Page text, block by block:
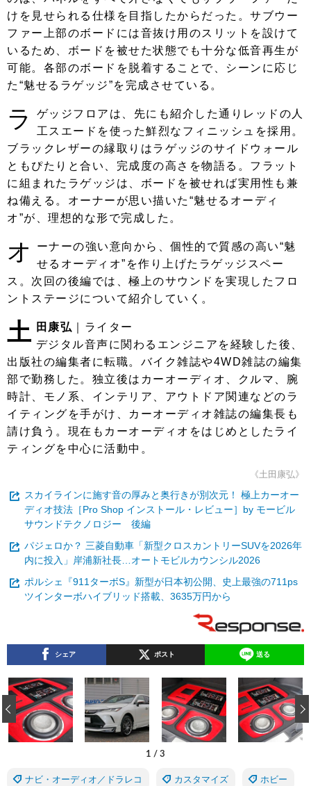
けを見せられる仕様を目指したからだった。サブウー
ファー上部のボードには音抜け用のスリットを設けて
いるため、ボードを被せた状態でも十分な低音再生が
可能。各部のボードを脱着することで、シーンに応じ
た“魅せるラゲッジ”を完成させている。
ラ
ゲッジフロアは、先にも紹介した通りレッドの人
工スエードを使った鮮烈なフィニッシュを採用。
ブラックレザーの縁取りはラゲッジのサイドウォール
ともぴたりと合い、完成度の高さを物語る。フラット
に組まれたラゲッジは、ボードを被せれば実用性も兼
ね備える。オーナーが思い描いた“魅せるオーディ
オ”が、理想的な形で完成した。
オ
ーナーの強い意向から、個性的で質感の高い“魅
せるオーディオ”を作り上げたラゲッジスペー
ス。次回の後編では、極上のサウンドを実現したフロ
ントステージについて紹介していく。
土 田康弘 ｜ライター
デジタル音声に関わるエンジニアを経験した後、
出版社の編集者に転職。バイク雑誌や4WD雑誌の編集
部で勤務した。独立後はカーオーディオ、クルマ、腕
時計、モノ系、インテリア、アウトドア関連などのラ
イティングを手がけ、カーオーディオ雑誌の編集長も
請け負う。現在もカーオーディオをはじめとしたライ
ティングを中心に活動中。
《土田康弘》
スカイラインに施す音の厚みと奥行きが別次元！ 極上カーオー
ディオ技法［Pro Shop インストール・レビュー］by モービル
サウンドテクノロジー 後編
パジェロか？ 三菱自動車「新型クロスカントリーSUVを2026年
内に投入」岸浦新社長…オートモビルカウンシル2026
ポルシェ『911ターボS』新型が日本初公開、史上最強の711ps
ツインターボハイブリッド搭載、3635万円から
シェア ポスト 送る
1 / 3
‹
ナビ・オーディオ／ドラレコ カスタマイズ ホビー